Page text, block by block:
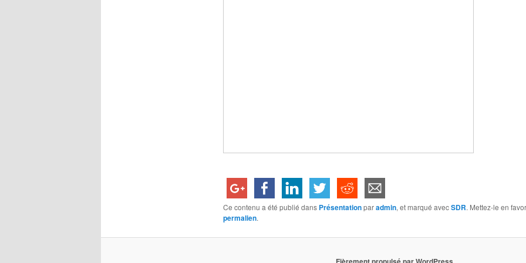
Ce contenu a été publié dans Présentationparadmin, et marqué avecSDR. Mettez-le en
permalien.